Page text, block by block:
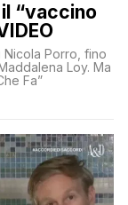
“vaccino
Nicola Porro, fino
Loy. Ma
Fa”